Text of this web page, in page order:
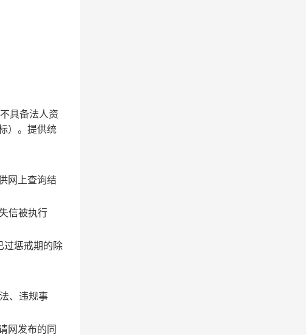
具备法人资
）。提供统
网上查询结
信被执行
过惩戒期的除
、违规事
网发布的同